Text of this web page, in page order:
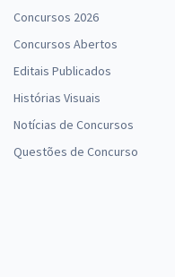
Concursos 2026
Concursos Abertos
Editais Publicados
Histórias Visuais
Notícias de Concursos
Questões de Concurso